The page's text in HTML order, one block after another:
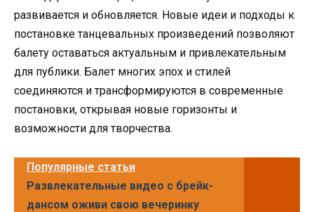
развивается и обновляется. Новые идеи и подходы к
постановке танцевальных произведений позволяют
балету оставаться актуальным и привлекательным
для публики. Балет многих эпох и стилей
соединяются и трансформируются в современные
постановки, открывая новые горизонты и
возможности для творчества.
Популярные статьи
Развлекательные видео с брейк-
дансом оживи свою вечеринку